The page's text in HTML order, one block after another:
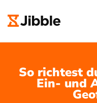
So richtest
Ein- und